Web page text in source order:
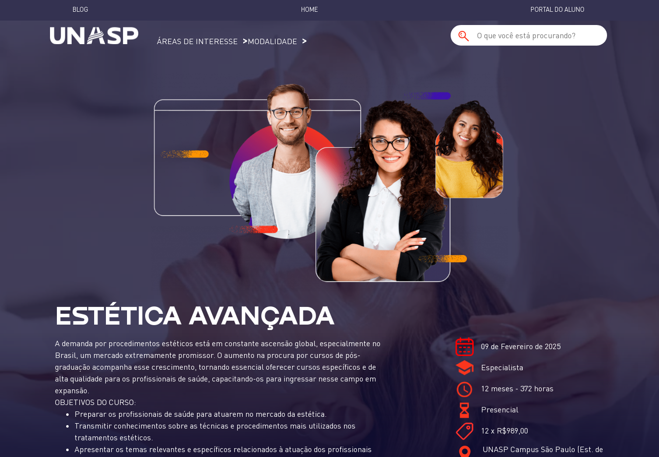
BLOG HOME PORTAL DO ALUNO
ÁREAS DE INTERESSE MODALIDADE
ESTÉTICA AVANÇADA
A demanda por procedimentos estéticos está em constante ascensão global, especialmente no
Brasil, um mercado extremamente promissor. O aumento na procura por cursos de pós-
graduação acompanha esse crescimento, tornando essencial oferecer cursos específicos e de
alta qualidade para os profissionais de saúde, capacitando-os para ingressar nesse campo em
expansão.
OBJETIVOS DO CURSO:
Preparar os profissionais de saúde para atuarem no mercado da estética.
Transmitir conhecimentos sobre as técnicas e procedimentos mais utilizados nos
tratamentos estéticos.
Apresentar os temas relevantes e específicos relacionados à atuação dos profissionais
09 de Fevereiro de 2025
Especialista
12 meses - 372 horas
Presencial
12 x R$989,00
UNASP Campus São Paulo (Est. de